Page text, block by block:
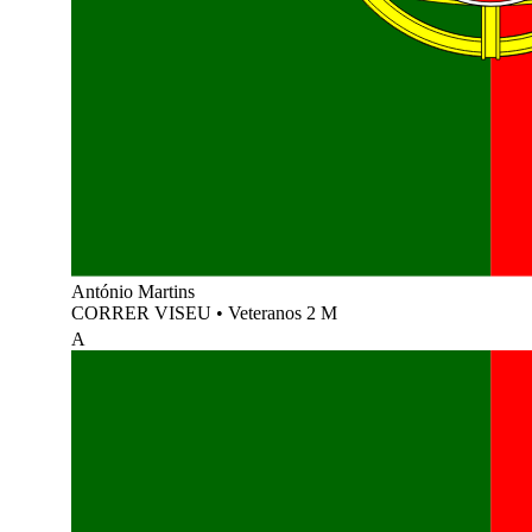
António Martins
CORRER VISEU • Veteranos 2 M
A